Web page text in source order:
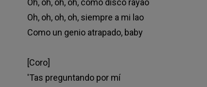
Oh, oh, oh, oh, como disco rayao
Oh, oh, oh, oh, siempre a mi lao
Como un genio atrapado, baby
[Coro]
'Tas preguntando por mí